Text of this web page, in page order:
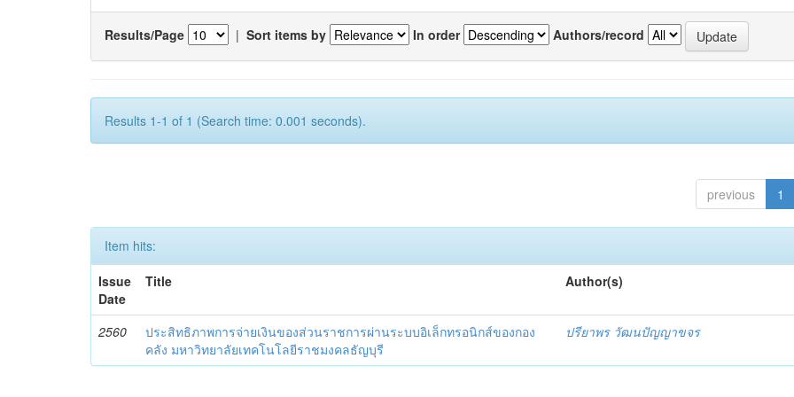
Results/Page | Sort items by In order Authors/record
Results 1-1 of 1 (Search time: 0.001 seconds).
previous 1
Item hits:
Issue
Date
Title Author(s)
2560
ประสิทธิภาพการจ่ายเงินของส่วนราชการผ่านระบบอิเล็กทรอนิกส์ของกอง
คลัง มหาวิทยาลัยเทคโนโลยีราชมงคลธัญบุรี
ปรียาพร วัฒนปัญญาขจร